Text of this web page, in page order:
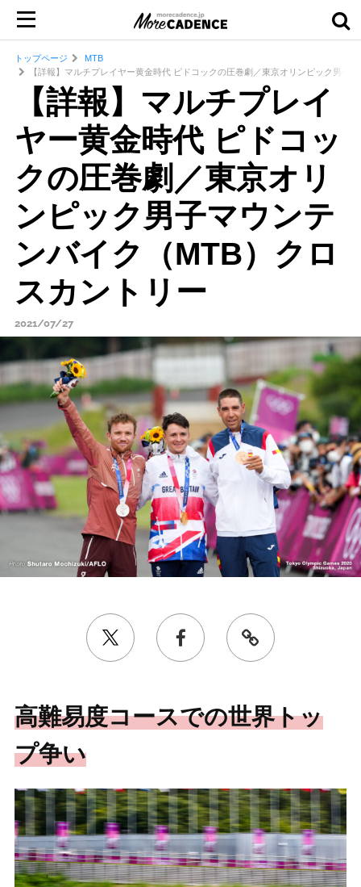
トップページ
MTB
【詳報】マルチプレイヤー黄金時代 ピドコックの圧巻劇／東京オリンピック男子
【詳報】マルチプレイ
ヤー黄金時代 ピドコッ
クの圧巻劇／東京オリ
ンピック男子マウンテ
ンバイク（MTB）クロ
スカントリー
2021/07/27
高難易度コースでの世界トッ
プ争い